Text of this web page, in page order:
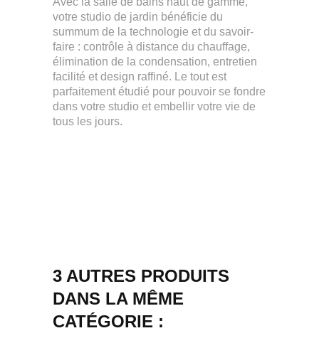
votre studio de jardin bénéficie du
summum de la technologie et du savoir-
faire : contrôle à distance du chauffage,
élimination de la condensation, entretien
facilité et design raffiné. Le tout est
parfaitement étudié pour pouvoir se fondre
dans votre studio et embellir votre vie de
tous les jours.
3 AUTRES PRODUITS
DANS LA MÊME
CATÉGORIE :